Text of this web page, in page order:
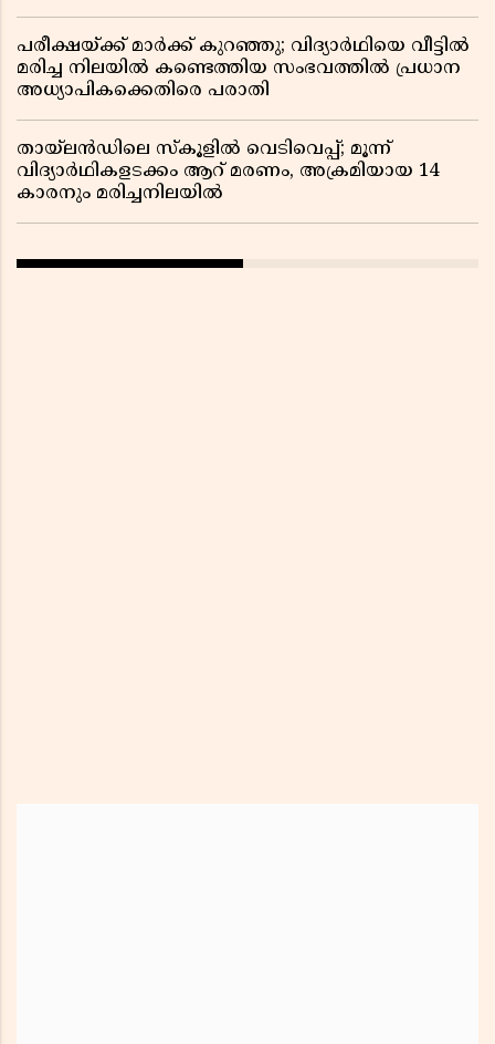
പരീക്ഷയ്ക്ക് മാർക്ക് കുറഞ്ഞു; വിദ്യാർഥിയെ വീട്ടിൽ
മരിച്ച നിലയിൽ കണ്ടെത്തിയ സംഭവത്തിൽ പ്രധാന
അധ്യാപികക്കെതിരെ പരാതി
തായ്‌ലൻഡിലെ സ്‌കൂളിൽ വെടിവെപ്പ്; മൂന്ന്
വിദ്യാർഥികളടക്കം ആറ് മരണം, അക്രമിയായ 14
കാരനും മരിച്ചനിലയിൽ